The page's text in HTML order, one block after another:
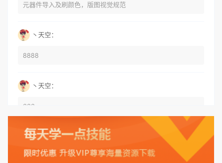
元器件导入及刷颜色，版图视觉规范
丶天空：
8888
丶天空：
666
丶天空：
555